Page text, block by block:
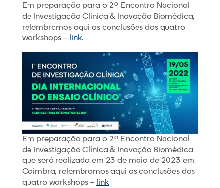
Em preparação para o 2º Encontro Nacional
de Investigação Clínica & Inovação Biomédica,
relembramos aqui as conclusões dos quatro
workshops –link.
Em preparação para o 2º Encontro Nacional
de Investigação Clínica & Inovação Biomédica
que será realizado em 23 de maio de 2023 em
Coimbra, relembramos aqui as conclusões dos
quatro workshops – link.